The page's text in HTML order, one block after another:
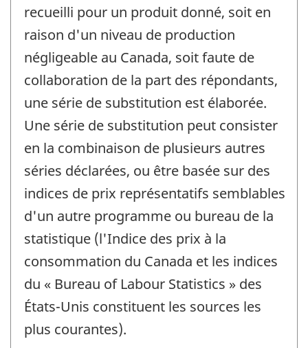
recueilli pour un produit donné, soit en
raison d'un niveau de production
négligeable au Canada, soit faute de
collaboration de la part des répondants,
une série de substitution est élaborée.
Une série de substitution peut consister
en la combinaison de plusieurs autres
séries déclarées, ou être basée sur des
indices de prix représentatifs semblables
d'un autre programme ou bureau de la
statistique (l'Indice des prix à la
consommation du Canada et les indices
du « Bureau of Labour Statistics » des
États-Unis constituent les sources les
plus courantes).